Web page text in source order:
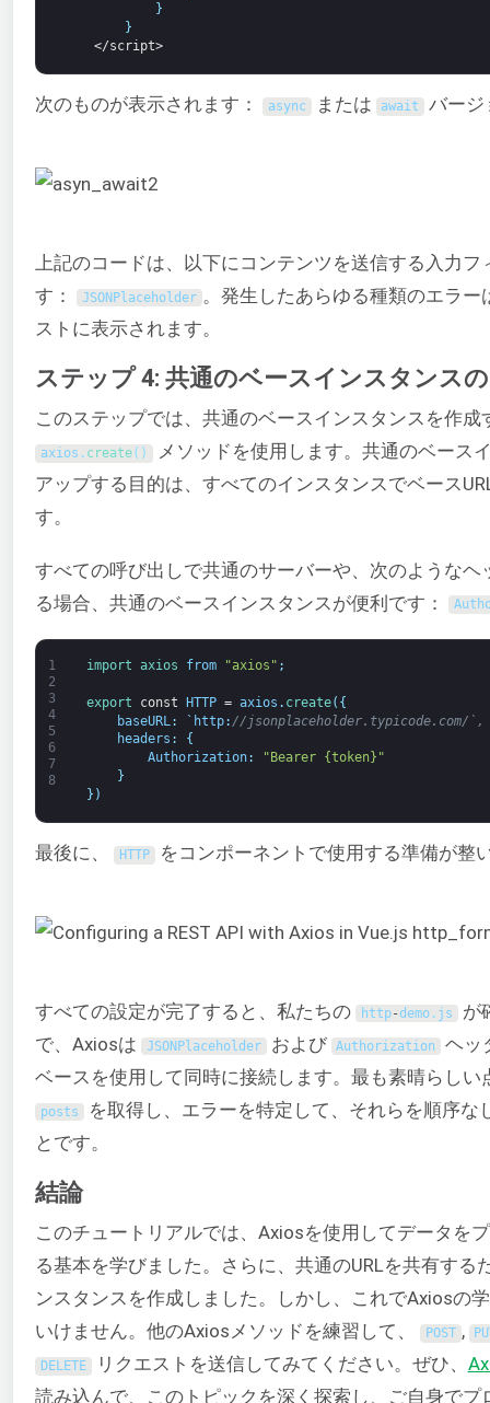
}
}
</script>
次のものが表示されます： async または await バージ
上記のコードは、以下にコンテンツを送信する入力フ
す：
JSONPlaceholder 。発生したあらゆる種類のエラー
ストに表示されます。
ステップ 4: 共通のベースインスタンス
このステップでは、共通のベースインスタンスを作成
axios . create( ) メソッドを使用します。共通のベース
アップする目的は、すべてのインスタンスでベース
す。
すべての呼び出しで共通のサーバーや、次のようなヘ
る場合、共通のベースインスタンスが便利です：
1
2
3
4
5
6
7
8
import axios from "axios" ;
export const HTTP = axios . create( {
baseURL : ` http: //jsonplaceholder.typicode.com/`,
headers :
{
Authorization:
"Bearer {token}"
}
} )
最後に、 HTTP をコンポーネントで使用する準備が整
すべての設定が完了すると、私たちの http-demo. js が
で、Axiosは
JSONPlaceholder および Authorization
ヘッ
ベースを使用して同時に接続します。最も素晴らしい
posts を取得し、エラーを特定して、それらを順序な
とです。
結論
このチュートリアルでは、Axiosを使用してデータを
る基本を学びました。さらに、共通のURLを共有する
ンスタンスを作成しました。しかし、これでAxiosの
いけません。他のAxiosメソッドを練習して、
POST ,
DELETE リクエストを送信してみてください。ぜひ、
読み込んで、このトピックを深く探索し、ご自身でプ